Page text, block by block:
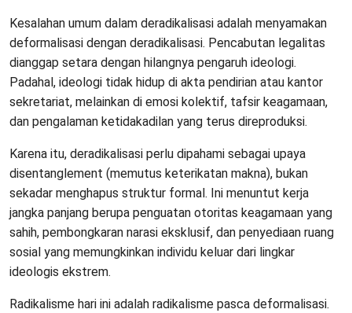
Kesalahan umum dalam deradikalisasi adalah menyamakan
deformalisasi dengan deradikalisasi. Pencabutan legalitas
dianggap setara dengan hilangnya pengaruh ideologi.
Padahal, ideologi tidak hidup di akta pendirian atau kantor
sekretariat, melainkan di emosi kolektif, tafsir keagamaan,
dan pengalaman ketidakadilan yang terus direproduksi.
Karena itu, deradikalisasi perlu dipahami sebagai upaya
disentanglement (memutus keterikatan makna), bukan
sekadar menghapus struktur formal. Ini menuntut kerja
jangka panjang berupa penguatan otoritas keagamaan yang
sahih, pembongkaran narasi eksklusif, dan penyediaan ruang
sosial yang memungkinkan individu keluar dari lingkar
ideologis ekstrem.
Radikalisme hari ini adalah radikalisme pasca deformalisasi.